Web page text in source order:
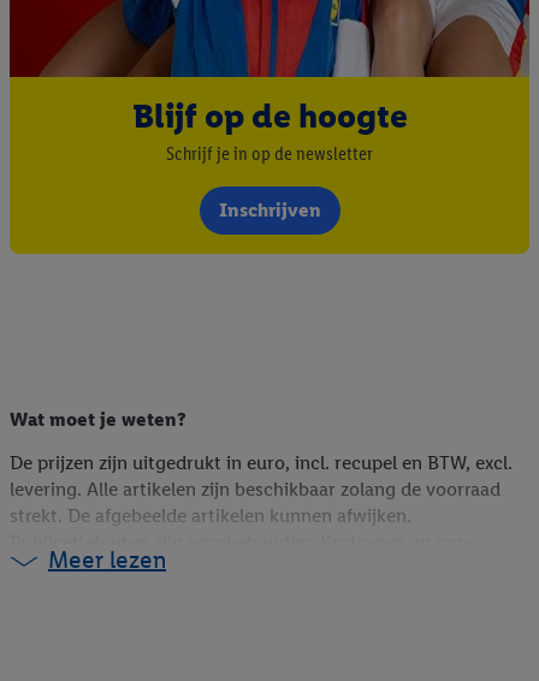
Blijf op de hoogte
Schrijf je in op de newsletter
Inschrijven
Wat moet je weten?
De prijzen zijn uitgedrukt in euro, incl. recupel en BTW, excl.
levering. Alle artikelen zijn beschikbaar zolang de voorraad
strekt. De afgebeelde artikelen kunnen afwijken.
foodartikelen zijn berekend op de webshopprijs (indien online
Meer lezen